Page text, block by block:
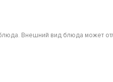
Внешний вид блюда может